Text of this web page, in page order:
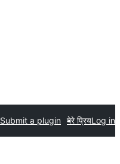
Submit a plugin मेरे प्रियLog in